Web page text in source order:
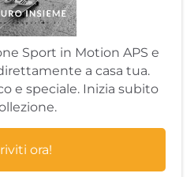
Sport in Motion APS e
a casa tua.
e speciale. Inizia subito
ora!